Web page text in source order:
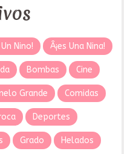
Un Nino! Â¡es Una Nina!
Bombas Cine
Grande Comidas
Deportes
Grado Helados